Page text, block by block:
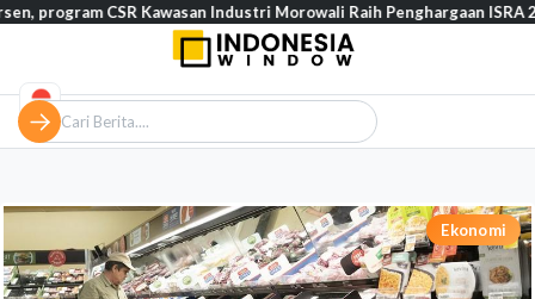
Ekonomi
CSR Kawasan Industri Morowali Raih Penghargaan ISRA 2026